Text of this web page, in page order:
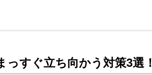
っすぐ立ち向かう対策3選！